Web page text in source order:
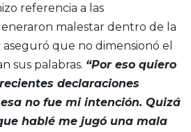
referencia a las
malestar dentro de la
que no dimensionó el
sus palabras. “Por eso quiero
declaraciones
no fue mi intención. Quizá
hablé me jugó una mala